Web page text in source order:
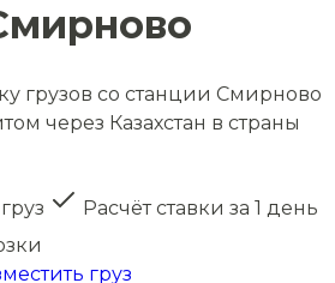
грузов со станции Смирново
через Казахстан в страны
Расчёт ставки за 1 день
груз